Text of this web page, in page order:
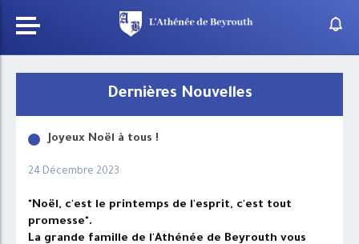
Dernières Nouvelles
Joyeux Noël à tous !
24 Décembre 2023
"Noël, c'est le printemps de l'esprit, c'est tout
promesse".
La grande famille de l'Athénée de Beyrouth vous